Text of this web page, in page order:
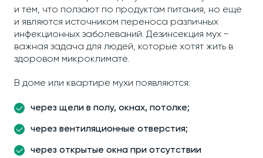
и тем, что ползают по продуктам питания, но еще
и являются источником переноса различных
инфекционных заболеваний. Дезинсекция мух −
важная задача для людей, которые хотят жить в
здоровом микроклимате.
В доме или квартире мухи появляются:
через щели в полу, окнах, потолке;
через вентиляционные отверстия;
через открытые окна при отсутствии